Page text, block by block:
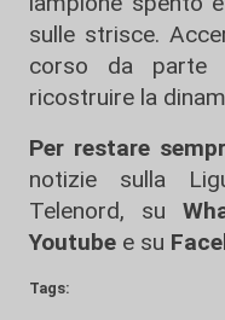
sulle strisce.
corso da parte
ricostruire la
Per restare
notizie sulla
Telenord, su
Youtube e su
Tags: